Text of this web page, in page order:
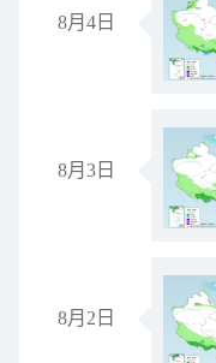
8月4日
8月3日
8月2日